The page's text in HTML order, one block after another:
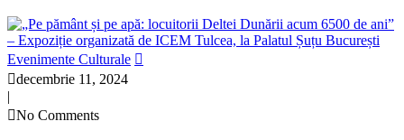
Evenimente Culturale
decembrie 11, 2024
|
No Comments